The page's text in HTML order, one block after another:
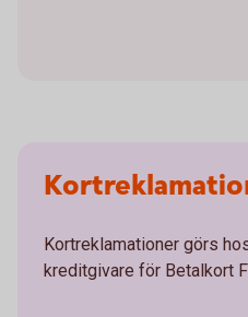
Kortreklamationer görs
kreditgivare för Betalkort